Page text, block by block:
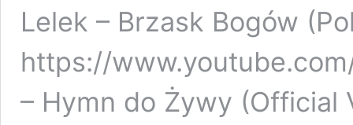
Lelek – Brzask Bogów
https://
– Hymn do Żywy (Official